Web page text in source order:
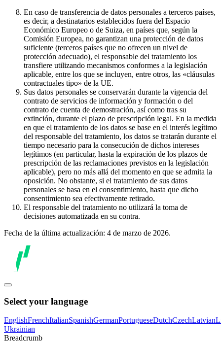
En caso de transferencia de datos personales a terceros países,
es decir, a destinatarios establecidos fuera del Espacio
Económico Europeo o de Suiza, en países que, según la
Comisión Europea, no garantizan una protección de datos
suficiente (terceros países que no ofrecen un nivel de
protección adecuado), el responsable del tratamiento los
transfiere utilizando mecanismos conformes a la legislación
aplicable, entre los que se incluyen, entre otros, las «cláusulas
contractuales tipo» de la UE.
Sus datos personales se conservarán durante la vigencia del
contrato de servicios de información y formación o del
contrato de cuenta de demostración, así como tras su
extinción, durante el plazo de prescripción legal. En la medida
en que el tratamiento de los datos se base en el interés legítimo
del responsable del tratamiento, los datos se tratarán durante el
tiempo necesario para la consecución de dichos intereses
legítimos (en particular, hasta la expiración de los plazos de
prescripción de las reclamaciones previstos en la legislación
aplicable), pero no más allá del momento en que se admita la
oposición. No obstante, si el tratamiento de sus datos
personales se basa en el consentimiento, hasta que dicho
consentimiento sea efectivamente retirado.
El responsable del tratamiento no utilizará la toma de
decisiones automatizada en su contra.
Fecha de la última actualización: 4 de marzo de 2026.
Select your language
EnglishFrenchItalianSpanishGermanPortugueseDutchCzechLatvian
Ukrainian
Breadcrumb